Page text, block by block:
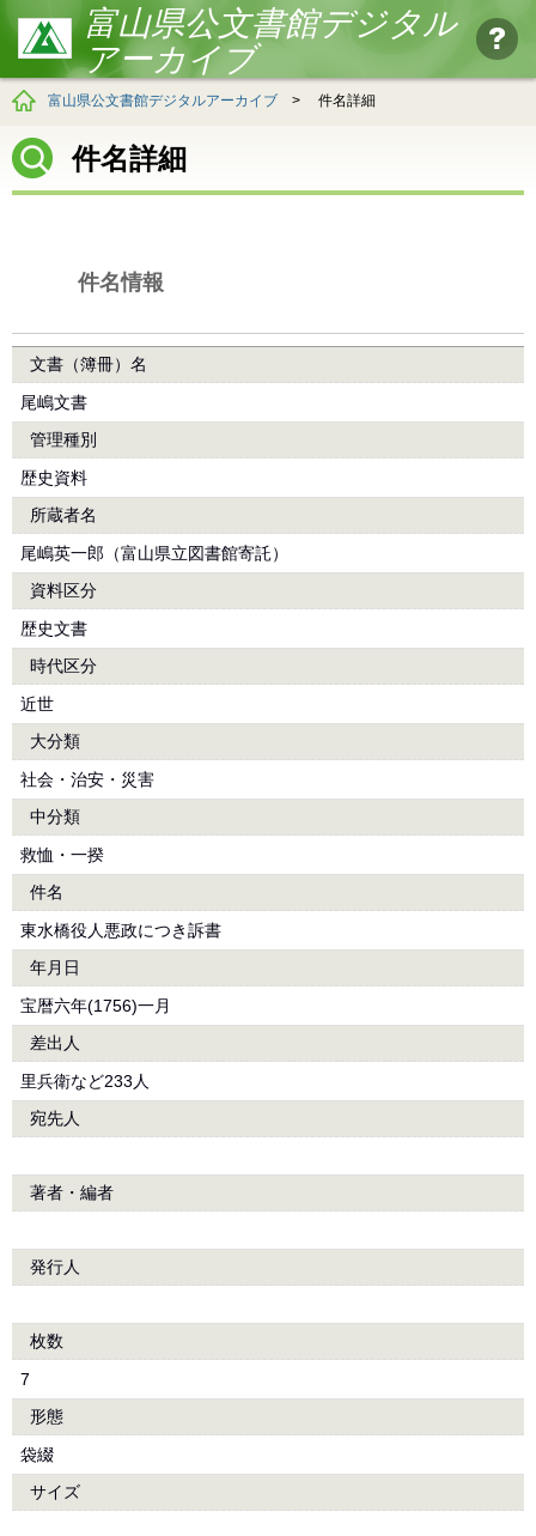
富山県公文書館デジタル
アーカイブ
富山県公文書館デジタルアーカイブ > 件名詳細
件名詳細
件名情報
文書（簿冊）名
尾嶋文書
管理種別
歴史資料
所蔵者名
尾嶋英一郎（富山県立図書館寄託）
資料区分
歴史文書
時代区分
近世
大分類
社会・治安・災害
中分類
救恤・一揆
件名
東水橋役人悪政につき訴書
年月日
宝暦六年(1756)一月
差出人
里兵衛など233人
宛先人
著者・編者
発行人
枚数
7
形態
袋綴
サイズ